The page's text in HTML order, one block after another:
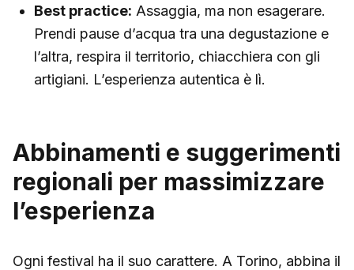
Best practice: Assaggia, ma non esagerare.
Prendi pause d’acqua tra una degustazione e
l’altra, respira il territorio, chiacchiera con gli
artigiani. L’esperienza autentica è lì.
Abbinamenti e suggerimenti
regionali per massimizzare
l’esperienza
Ogni festival ha il suo carattere. A Torino, abbina il